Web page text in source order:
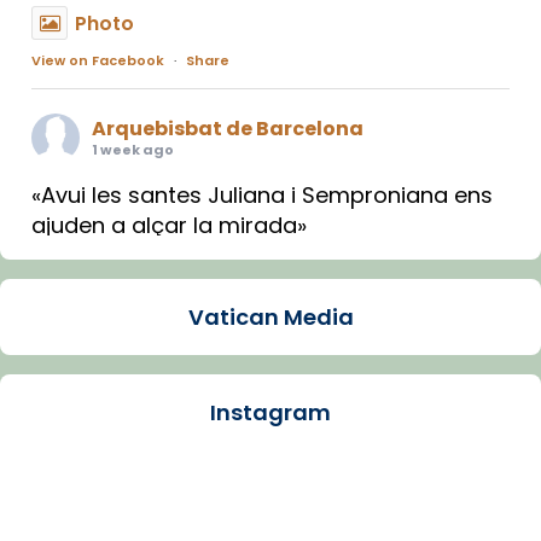
Photo
View on Facebook · Share
Arquebisbat de Barcelona
1 week ago
«Avui les santes Juliana i Semproniana ens
ajuden a alçar la mirada»
Mons. Sergi Gordo, bisbe de Tortosa, ha
Santes de Mataró.
🔗tinyurl.com/cvu5jmbk
Vatican Media
Instagram